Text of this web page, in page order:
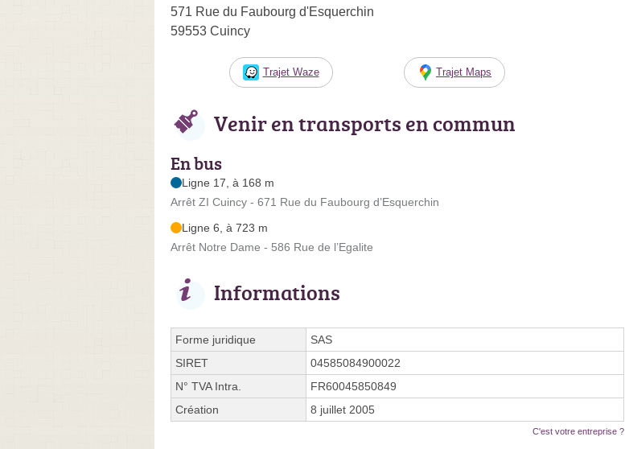
571 Rue du Faubourg d'Esquerchin
59553 Cuincy
Trajet Waze Trajet Maps
Venir en transports en commun
En bus
Ligne 17, à 168 m
Arrêt ZI Cuincy - 671 Rue du Faubourg d’Esquerchin
Ligne 6, à 723 m
Arrêt Notre Dame - 586 Rue de l’Egalite
Informations
Forme juridique
SAS
SIRET
04585084900022
N° TVA Intra.
FR60045850849
Création
8 juillet 2005
C'est votre entreprise ?